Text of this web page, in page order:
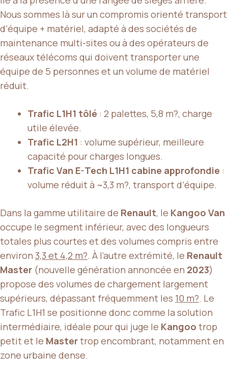
Nous sommes là sur un compromis orienté transport
d’équipe + matériel, adapté à des sociétés de
maintenance multi-sites ou à des opérateurs de
réseaux télécoms qui doivent transporter une
équipe de 5 personnes et un volume de matériel
réduit.
Trafic L1H1 tôlé : 2 palettes, 5,8 m?, charge
utile élevée.
Trafic L2H1 : volume supérieur, meilleure
capacité pour charges longues.
Trafic Van E-Tech L1H1 cabine approfondie :
volume réduit à ~3,3 m?, transport d’équipe.
Dans la gamme utilitaire de Renault, le Kangoo Van
occupe le segment inférieur, avec des longueurs
totales plus courtes et des volumes compris entre
environ 3,3 et 4,2 m?. À l’autre extrémité, le Renault
Master (nouvelle génération annoncée en 2023)
propose des volumes de chargement largement
supérieurs, dépassant fréquemment les 10 m?. Le
Trafic L1H1 se positionne donc comme la solution
intermédiaire, idéale pour qui juge le Kangoo trop
petit et le Mastertrop encombrant, notamment en
zone urbaine dense.